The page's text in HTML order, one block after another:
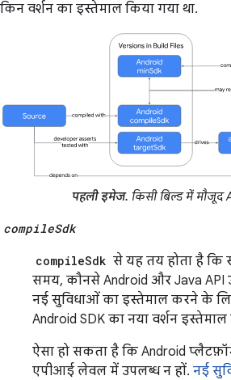
किन वर्शन का इस्तेमाल किया गया था.
पहली इमेज. किसी बिल्ड में मौजूद
compileSdk
compileSdk से यह तय होता है कि
समय, कौनसे Android और Java API
नई सुविधाओं का इस्तेमाल करने के
Android SDK का नया वर्शन
ऐसा हो सकता है कि Android
एपीआई लेवल में उपलब्ध न हों. नई